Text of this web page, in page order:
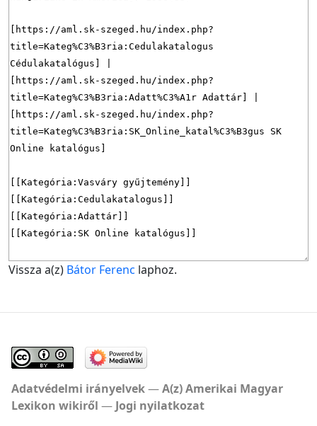
Vissza a(z) Bátor Ferenc laphoz.
Adatvédelmi irányelvek
A(z) Amerikai Magyar
Lexikon wikiről
Jogi nyilatkozat